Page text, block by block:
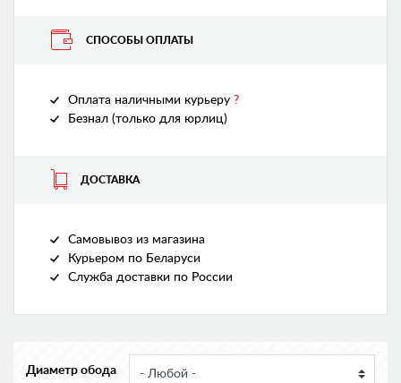
СПОСОБЫ ОПЛАТЫ
Оплата наличными курьеру ?
Безнал (только для юрлиц)
ДОСТАВКА
Самовывоз из магазина
Курьером по Беларуси
Служба доставки по России
Диаметр обода